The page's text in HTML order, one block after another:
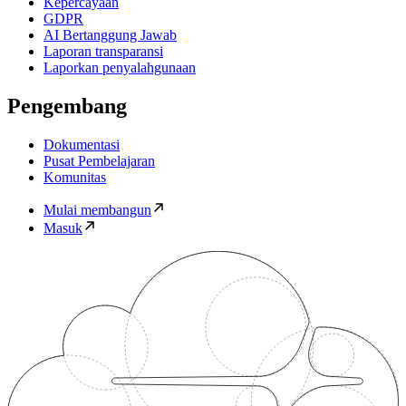
GDPR
AI Bertanggung Jawab
Laporan transparansi
Laporkan penyalahgunaan
Pengembang
Dokumentasi
Pusat Pembelajaran
Komunitas
Mulai membangun
Masuk